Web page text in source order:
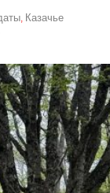
, Казачье